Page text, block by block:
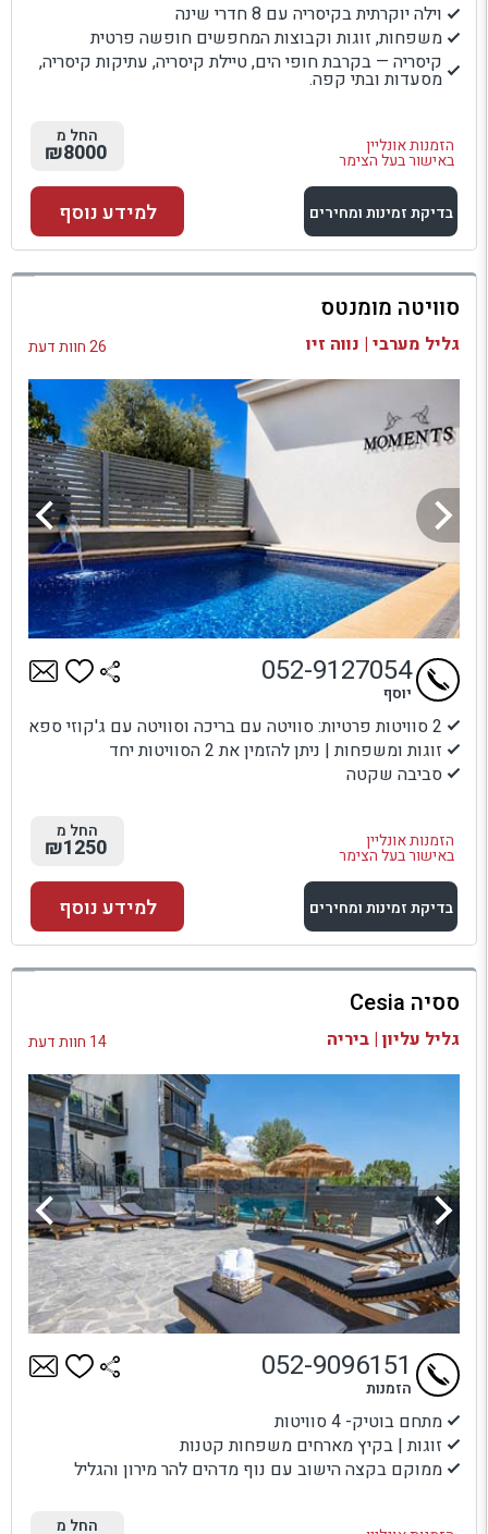
וילה יוקרתית בקיסריה עם 8 חדרי שינה
משפחות, זוגות וקבוצות המחפשים חופשה פרטית
קיסריה — בקרבת חופי הים, טיילת קיסריה, עתיקות קיסריה,
מסעדות ובתי קפה.
הזמנות אונליין
באישור בעל הצימר
החל מ
₪8000
בדיקת זמינות ומחירים
למתחם זה
בדיקת זמינות ומחירים
למידע נוסף
סוויטה מומנטס
גליל מערבי | נווה זיו 26 חוות דעת
2 סוויטות פרטיות: סוויטה עם בריכה וסוויטה עם ג'קוזי ספא
זוגות ומשפחות | ניתן להזמין את 2 הסוויטות יחד
סביבה שקטה
הזמנות אונליין
באישור בעל הצימר
052-9127054
יוסף
החל מ
₪1250
בדיקת זמינות ומחירים
למתחם זה
בדיקת זמינות ומחירים
למידע נוסף
ססיה Cesia
גליל עליון | ביריה 14 חוות דעת
מתחם בוטיק- 4 סוויטות
זוגות | בקיץ מארחים משפחות קטנות
ממוקם בקצה הישוב עם נוף מדהים להר מירון והגליל
052-9096151
הזמנות
החל מ